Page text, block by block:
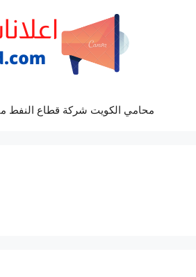
محامي الكويت شركة قطاع النفط